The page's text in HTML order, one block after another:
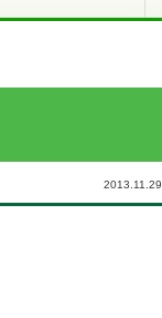
2013.11.29